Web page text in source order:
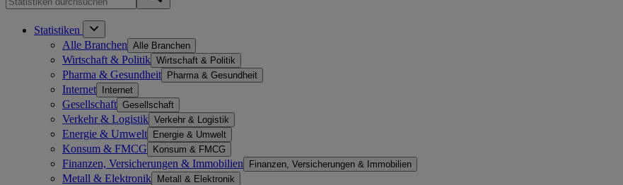
Statistiken
Alle Branchen Alle Branchen
Wirtschaft & Politik Wirtschaft & Politik
Pharma & Gesundheit Pharma & Gesundheit
Internet Internet
Gesellschaft Gesellschaft
Verkehr & Logistik Verkehr & Logistik
Energie & Umwelt Energie & Umwelt
Konsum & FMCG Konsum & FMCG
Finanzen, Versicherungen & Immobilien Finanzen, Versicherungen & Immobilien
Metall & Elektronik Metall & Elektronik